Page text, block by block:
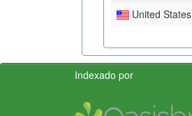
United States
Indexado por